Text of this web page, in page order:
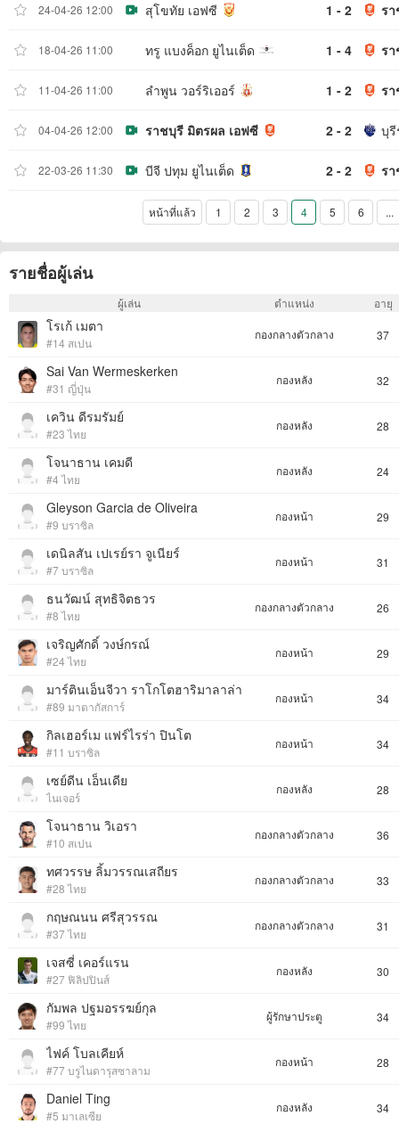
24-04-26 12:00 สุโขทัย เอฟซี 1 - 2 ร
18-04-26 11:00 ทรู แบงค็อก ยูไนเต็ด 1 - 4 ร
11-04-26 11:00 ลำพูน วอร์ริเออร์ 1 - 2 ร
04-04-26 12:00 ราชบุรี มิตรผล เอฟซี 2 - 2 บุรี
22-03-26 11:30 บีจี ปทุม ยูไนเต็ด 2 - 2 ร
หน้าที่แล้ว 1 2 3 4 5 6 ...
รายชื่อผู้เล่น
ผู้เล่น ตำแหน่ง อายุ
โรเก้ เมตา
#14 สเปน
กองกลางตัวกลาง 37
Sai Van Wermeskerken
#31 ญี่ปุ่น
กองหลัง 32
เควิน ดีรมรัมย์
#23 ไทย
กองหลัง 28
โจนาธาน เคมดี
#4 ไทย
กองหลัง 24
Gleyson Garcia de Oliveira
#9 บราซิล
กองหน้า 29
เดนิลสัน เปเรย์รา จูเนียร์
#7 บราซิล
กองหน้า 31
ธนวัฒน์ สุทธิจิตธวร
#8 ไทย
กองกลางตัวกลาง 26
เจริญศักดิ์ วงษ์กรณ์
#24 ไทย
กองหน้า 29
มาร์ตินเอ็นจีวา ราโกโตฮาริมาลาล่า
#89 มาดากัสการ์
กองหน้า 34
กิลเฮอร์เม แฟร์ไรร่า ปินโต
#11 บราซิล
กองหน้า 34
เซย์ดีน เอ็นเดีย
ไนเจอร์
กองหลัง 28
โจนาธาน วิเอรา
#10 สเปน
กองกลางตัวกลาง 36
ทศวรรษ ลิ้มวรรณเสถียร
#28 ไทย
กองกลางตัวกลาง 33
กฤษณนน ศรีสุวรรณ
#37 ไทย
กองกลางตัวกลาง 31
เจสซี่ เคอร์แรน
#27 ฟิลิปปินส์
กองหลัง 30
กัมพล ปฐมอรรฆย์กุล
#99 ไทย
ผู้รักษาประตู 34
ไฟค์ โบลเคียห์
#77 บรูไนดารุสซาลาม
กองหน้า 28
Daniel Ting
#5 มาเลเซีย
กองหลัง 34